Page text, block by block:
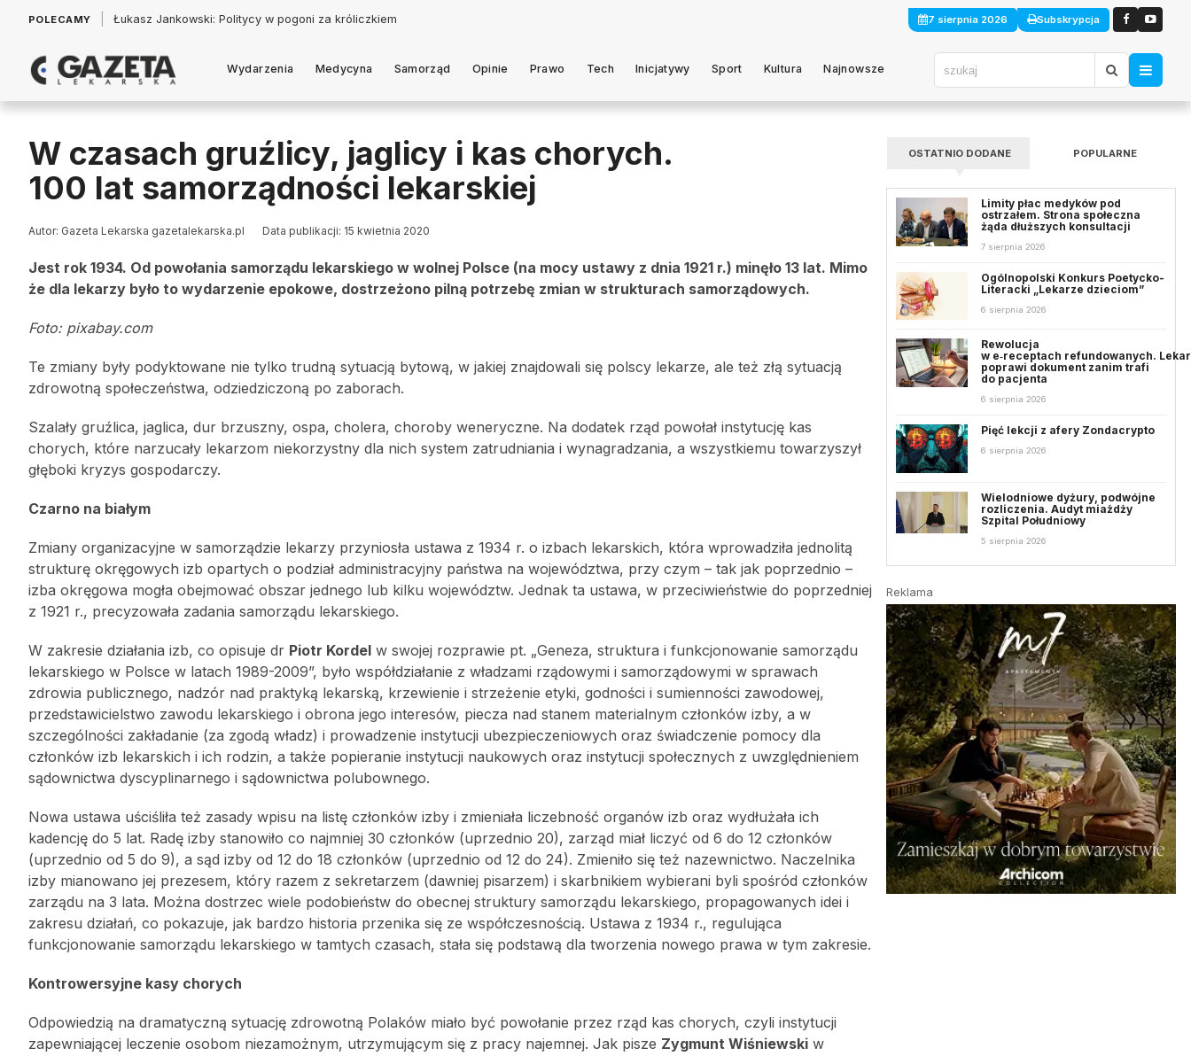
POLECAMY Łukasz Jankowski: Politycy w pogoni za króliczkiem 7 sierpnia 2026 Subskrypcja
Wydarzenia Medycyna Samorząd Opinie Prawo Tech Inicjatywy Sport Kultura Najnowsze
W czasach gruźlicy, jaglicy i kas chorych.
100 lat samorządności lekarskiej
Autor: Gazeta Lekarska gazetalekarska.pl Data publikacji: 15 kwietnia 2020
Jest rok 1934. Od powołania samorządu lekarskiego w wolnej Polsce (na mocy ustawy z dnia 1921 r.) minęło 13 lat. Mimo
że dla lekarzy było to wydarzenie epokowe, dostrzeżono pilną potrzebę zmian w strukturach samorządowych.
Foto: pixabay.com
Te zmiany były podyktowane nie tylko trudną sytuacją bytową, w jakiej znajdowali się polscy lekarze, ale też złą sytuacją
zdrowotną społeczeństwa, odziedziczoną po zaborach.
Szalały gruźlica, jaglica, dur brzuszny, ospa, cholera, choroby weneryczne. Na dodatek rząd powołał instytucję kas
chorych, które narzucały lekarzom niekorzystny dla nich system zatrudniania i wynagradzania, a wszystkiemu towarzyszył
głęboki kryzys gospodarczy.
Czarno na białym
Zmiany organizacyjne w samorządzie lekarzy przyniosła ustawa z 1934 r. o izbach lekarskich, która wprowadziła jednolitą
strukturę okręgowych izb opartych o podział administracyjny państwa na województwa, przy czym – tak jak poprzednio –
izba okręgowa mogła obejmować obszar jednego lub kilku województw. Jednak ta ustawa, w przeciwieństwie do poprzedniej
z 1921 r., precyzowała zadania samorządu lekarskiego.
W zakresie działania izb, co opisuje dr Piotr Kordel w swojej rozprawie pt. „Geneza, struktura i funkcjonowanie samorządu
lekarskiego w Polsce w latach 1989-2009”, było współdziałanie z władzami rządowymi i samorządowymi w sprawach
zdrowia publicznego, nadzór nad praktyką lekarską, krzewienie i strzeżenie etyki, godności i sumienności zawodowej,
przedstawicielstwo zawodu lekarskiego i obrona jego interesów, piecza nad stanem materialnym członków izby, a w
szczególności zakładanie (za zgodą władz) i prowadzenie instytucji ubezpieczeniowych oraz świadczenie pomocy dla
członków izb lekarskich i ich rodzin, a także popieranie instytucji naukowych oraz instytucji społecznych z uwzględnieniem
sądownictwa dyscyplinarnego i sądownictwa polubownego.
Nowa ustawa uściśliła też zasady wpisu na listę członków izby i zmieniała liczebność organów izb oraz wydłużała ich
kadencję do 5 lat. Radę izby stanowiło co najmniej 30 członków (uprzednio 20), zarząd miał liczyć od 6 do 12 członków
(uprzednio od 5 do 9), a sąd izby od 12 do 18 członków (uprzednio od 12 do 24). Zmieniło się też nazewnictwo. Naczelnika
izby mianowano jej prezesem, który razem z sekretarzem (dawniej pisarzem) i skarbnikiem wybierani byli spośród członków
zarządu na 3 lata. Można dostrzec wiele podobieństw do obecnej struktury samorządu lekarskiego, propagowanych idei i
zakresu działań, co pokazuje, jak bardzo historia przenika się ze współczesnością. Ustawa z 1934 r., regulująca
funkcjonowanie samorządu lekarskiego w tamtych czasach, stała się podstawą dla tworzenia nowego prawa w tym zakresie.
Kontrowersyjne kasy chorych
Odpowiedzią na dramatyczną sytuację zdrowotną Polaków miało być powołanie przez rząd kas chorych, czyli instytucji
zapewniającej leczenie osobom niezamożnym, utrzymującym się z pracy najemnej. Jak pisze Zygmunt Wiśniewski w
OSTATNIO DODANE POPULARNE
Limity płac medyków pod
ostrzałem. Strona społeczna
żąda dłuższych konsultacji
7 sierpnia 2026
Ogólnopolski Konkurs Poetycko-
Literacki „Lekarze dzieciom”
6 sierpnia 2026
Rewolucja
w e‑receptach refundowanych.
poprawi dokument zanim trafi
do pacjenta
6 sierpnia 2026
Pięć lekcji z afery Zondacrypto
6 sierpnia 2026
Wielodniowe dyżury, podwójne
rozliczenia. Audyt miażdży
Szpital Południowy
5 sierpnia 2026
Reklama